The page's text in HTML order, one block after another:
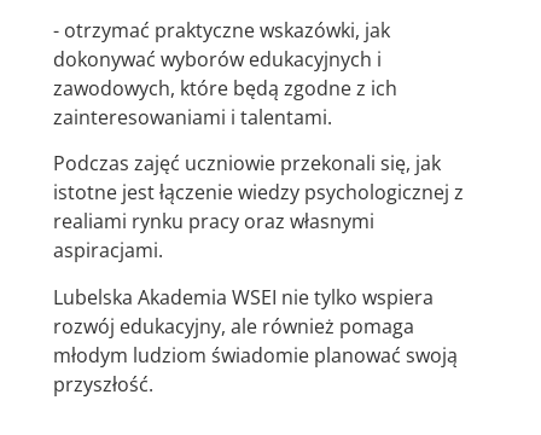
- otrzymać praktyczne wskazówki, jak
dokonywać wyborów edukacyjnych i
zawodowych, które będą zgodne z ich
zainteresowaniami i talentami.
Podczas zajęć uczniowie przekonali się, jak
istotne jest łączenie wiedzy psychologicznej z
realiami rynku pracy oraz własnymi
aspiracjami.
Lubelska Akademia WSEI nie tylko wspiera
rozwój edukacyjny, ale również pomaga
młodym ludziom świadomie planować swoją
przyszłość.